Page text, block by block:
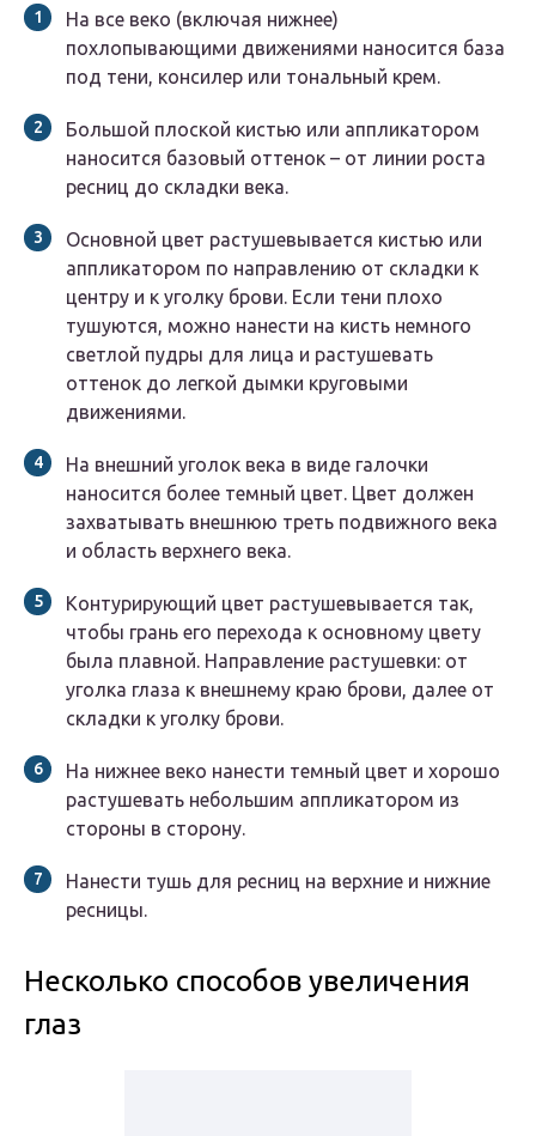
На все веко (включая нижнее)
похлопывающими движениями наносится база
под тени, консилер или тональный крем.
Большой плоской кистью или аппликатором
наносится базовый оттенок – от линии роста
ресниц до складки века.
Основной цвет растушевывается кистью или
аппликатором по направлению от складки к
центру и к уголку брови. Если тени плохо
тушуются, можно нанести на кисть немного
светлой пудры для лица и растушевать
оттенок до легкой дымки круговыми
движениями.
На внешний уголок века в виде галочки
наносится более темный цвет. Цвет должен
захватывать внешнюю треть подвижного века
и область верхнего века.
Контурирующий цвет растушевывается так,
чтобы грань его перехода к основному цвету
была плавной. Направление растушевки: от
уголка глаза к внешнему краю брови, далее от
складки к уголку брови.
На нижнее веко нанести темный цвет и хорошо
растушевать небольшим аппликатором из
стороны в сторону.
Нанести тушь для ресниц на верхние и нижние
ресницы.
Несколько способов увеличения
глаз